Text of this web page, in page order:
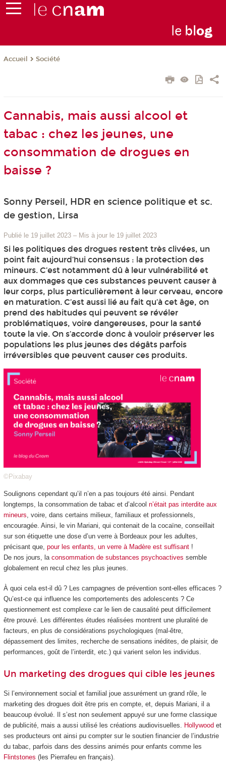
le blog
Accueil Société
Cannabis, mais aussi alcool et
tabac : chez les jeunes, une
consommation de drogues en
baisse ?
Sonny Perseil, HDR en science politique et sc.
de gestion, Lirsa
Publié le 19 juillet 2023 – Mis à jour le 19 juillet 2023
Si les politiques des drogues restent très clivées, un
point fait aujourd’hui consensus : la protection des
mineurs. C’est notamment dû à leur vulnérabilité et
aux dommages que ces substances peuvent causer à
leur corps, plus particulièrement à leur cerveau, encore
en maturation. C’est aussi lié au fait qu’à cet âge, on
prend des habitudes qui peuvent se révéler
problématiques, voire dangereuses, pour la santé
toute la vie. On s’accorde donc à vouloir préserver les
populations les plus jeunes des dégâts parfois
irréversibles que peuvent causer ces produits.
©Pixabay
Soulignons cependant qu’il n’en a pas toujours été ainsi. Pendant
longtemps, la consommation de tabac et d’alcool n’était pas interdite aux
mineurs , voire, dans certains milieux, familiaux et professionnels,
encouragée. Ainsi, le vin Mariani, qui contenait de la cocaïne, conseillait
sur son étiquette une dose d’un verre à Bordeaux pour les adultes,
précisant que, pour les enfants, un verre à Madère est suffisant!
De nos jours, la consommation de substances psychoactives semble
globalement en recul chez les plus jeunes.
À quoi cela est-il dû ? Les campagnes de prévention sont-elles efficaces ?
Qu’est-ce qui influence les comportements des adolescents ? Ce
questionnement est complexe car le lien de causalité peut difficilement
être prouvé. Les différentes études réalisées montrent une pluralité de
facteurs, en plus de considérations psychologiques (mal-être,
dépassement des limites, recherche de sensations inédites, de plaisir, de
performances, goût de l’interdit, etc.) qui varient selon les individus.
Un marketing des drogues qui cible les jeunes
Si l’environnement social et familial joue assurément un grand rôle, le
marketing des drogues doit être pris en compte, et, depuis Mariani, il a
beaucoup évolué. Il s’est non seulement appuyé sur une forme classique
de publicité, mais a aussi utilisé les créations audiovisuelles.
Hollywood et
ses producteurs ont ainsi pu compter sur le soutien financier de l’industrie
du tabac, parfois dans des dessins animés pour enfants comme les
Flintstones (les Pierrafeu en français).